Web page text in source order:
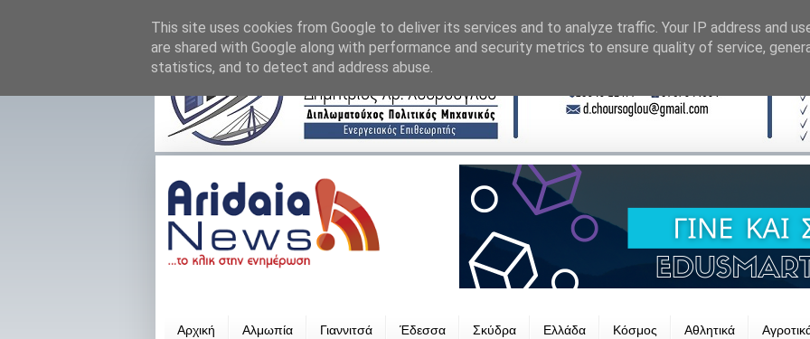
Αρχική Αλμωπία Γιαννιτσά Έδεσσα Σκύδρα Ελλάδα Κόσμος Αθλητικά
This site uses cookies from Google to deliver its services and to analyze traffic. Your IP address and
are shared with Google along with performance and security metrics to ensure quality of service,
statistics, and to detect and address abuse.